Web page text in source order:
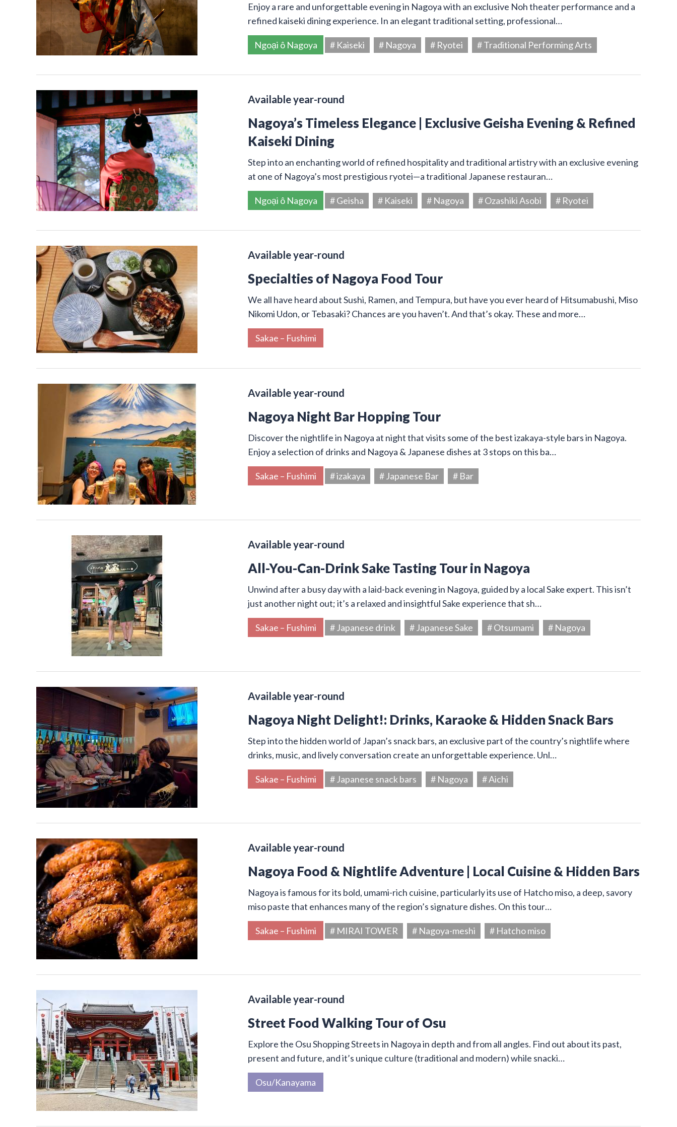
Enjoy a rare and unforgettable evening in Nagoya with an exclusive Noh theater performance and a
refined kaiseki dining experience. In an elegant traditional setting, professional…
Ngoại ô Nagoya # Kaiseki # Nagoya # Ryotei # Traditional Performing Arts
Available year-round
Nagoya’s Timeless Elegance | Exclusive Geisha Evening & Refined
Kaiseki Dining
Step into an enchanting world of refined hospitality and traditional artistry with an exclusive evening
at one of Nagoya’s most prestigious ryotei—a traditional Japanese restauran…
Ngoại ô Nagoya # Geisha # Kaiseki # Nagoya # Ozashiki Asobi # Ryotei
Available year-round
Specialties of Nagoya Food Tour
We all have heard about Sushi, Ramen, and Tempura, but have you ever heard of Hitsumabushi, Miso
Nikomi Udon, or Tebasaki? Chances are you haven’t. And that’s okay. These and more…
Sakae – Fushimi
Available year-round
Nagoya Night Bar Hopping Tour
Discover the nightlife in Nagoya at night that visits some of the best izakaya-style bars in Nagoya.
Enjoy a selection of drinks and Nagoya & Japanese dishes at 3 stops on this ba…
Sakae – Fushimi # izakaya # Japanese Bar # Bar
Available year-round
All-You-Can-Drink Sake Tasting Tour in Nagoya
Unwind after a busy day with a laid-back evening in Nagoya, guided by a local Sake expert. This isn’t
just another night out; it’s a relaxed and insightful Sake experience that sh…
Sakae – Fushimi # Japanese drink # Japanese Sake # Otsumami # Nagoya
Available year-round
Nagoya Night Delight!: Drinks, Karaoke & Hidden Snack Bars
Step into the hidden world of Japan’s snack bars, an exclusive part of the country’s nightlife where
drinks, music, and lively conversation create an unforgettable experience. Unl…
Sakae – Fushimi # Japanese snack bars # Nagoya # Aichi
Available year-round
Nagoya Food & Nightlife Adventure | Local Cuisine & Hidden Bars
Nagoya is famous for its bold, umami-rich cuisine, particularly its use of Hatcho miso, a deep, savory
miso paste that enhances many of the region’s signature dishes. On this tour…
Sakae – Fushimi # MIRAI TOWER # Nagoya-meshi # Hatcho miso
Available year-round
Street Food Walking Tour of Osu
Explore the Osu Shopping Streets in Nagoya in depth and from all angles. Find out about its past,
present and future, and it’s unique culture (traditional and modern) while snacki…
Osu/Kanayama